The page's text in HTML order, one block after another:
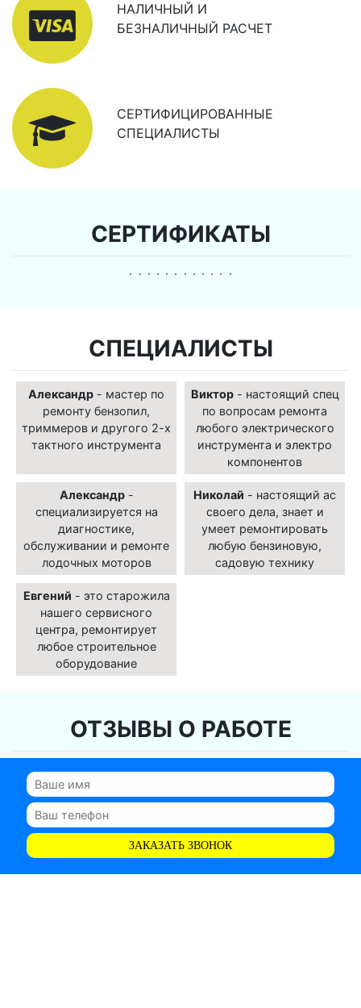
НАЛИЧНЫЙ И
БЕЗНАЛИЧНЫЙ РАСЧЕТ
СЕРТИФИЦИРОВАННЫЕ
СПЕЦИАЛИСТЫ
СЕРТИФИКАТЫ
СПЕЦИАЛИСТЫ
Александр - мастер по
ремонту бензопил,
триммеров и другого 2-х
тактного инструмента
Виктор- настоящий спец
по вопросам ремонта
любого электрического
инструмента и электро
компонентов
Александр-
специализируется на
диагностике,
обслуживании и ремонте
лодочных моторов
Николай - настоящий ас
своего дела, знает и
умеет ремонтировать
любую бензиновую,
садовую технику
Евгений - это старожила
нашего сервисного
центра, ремонтирует
любое строительное
оборудование
ОТЗЫВЫ О РАБОТЕ
ЗАКАЗАТЬ ЗВОНОК